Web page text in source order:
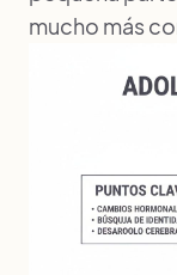
mucho más